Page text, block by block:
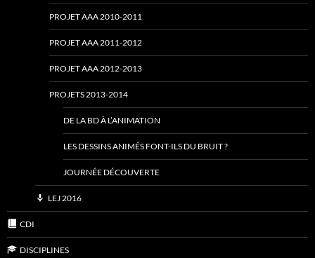
PROJET AAA 2010-2011
PROJET AAA 2011-2012
PROJET AAA 2012-2013
PROJETS 2013-2014
DE LA BD À L’ANIMATION
LES DESSINS ANIMÉS FONT-ILS DU BRUIT ?
JOURNÉE DÉCOUVERTE
LEJ 2016
CDI
DISCIPLINES